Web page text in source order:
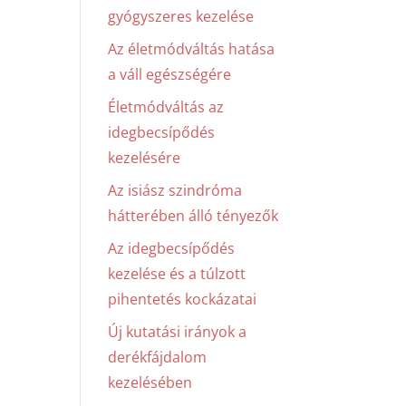
gyógyszeres kezelése
Az életmódváltás hatása
a váll egészségére
Életmódváltás az
idegbecsípődés
kezelésére
Az isiász szindróma
hátterében álló tényezők
Az idegbecsípődés
kezelése és a túlzott
pihentetés kockázatai
Új kutatási irányok a
derékfájdalom
kezelésében